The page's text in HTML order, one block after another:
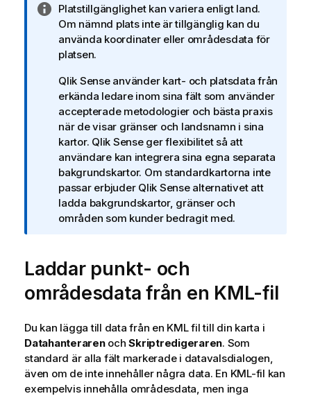
A
n
t
e
k
n
i
n
g
o
m
i
n
f
m
a
t
o
n
Platstillgänglighet kan variera enligt land.
Om nämnd plats inte är tillgänglig kan du
använda koordinater eller områdesdata för
platsen.
Qlik Senseanvänder kart- och platsdata från
erkända ledare inom sina fält som använder
accepterade metodologier och bästa praxis
när de visar gränser och landsnamn i sina
kartor. Qlik Senseger flexibilitet så att
användare kan integrera sina egna separata
bakgrundskartor. Om standardkartorna inte
passar erbjuder Qlik Sensealternativet att
ladda bakgrundskartor, gränser och
områden som kunder bedragit med.
Laddar punkt- och
områdesdata från en KML-fil
Du kan lägga till data från en KMLfil till din karta i
DatahanterarenochSkriptredigeraren. Som
standard är alla fält markerade i datavalsdialogen,
även om de inte innehåller några data. En KML-fil kan
exempelvis innehålla områdesdata, men inga